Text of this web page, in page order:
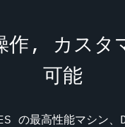
作, カスタ
可能
の最高性能マシン、